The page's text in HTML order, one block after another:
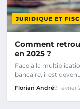
JURIDIQUE ET
Comment
en 2025 ?
Face à la
bancaire, il est
Florian André9 février